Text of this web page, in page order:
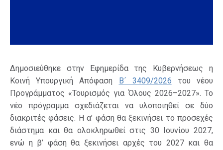
Δημοσιεύθηκε στην Εφημερίδα της Κυβερνήσεως η
Κοινή Υπουργική Απόφαση
Β´ 3409/2026 του νέου
Προγράμματος «Τουρισμός για Όλους 2026–2027». Το
νέο πρόγραμμα σχεδιάζεται να υλοποιηθεί σε δύο
διακριτές φάσεις. Η α’ φάση θα ξεκινήσει το προσεχές
διάστημα και θα ολοκληρωθεί στις 30 Ιουνίου 2027,
ενώ η β’ φάση θα ξεκινήσει αρχές του 2027 και θα